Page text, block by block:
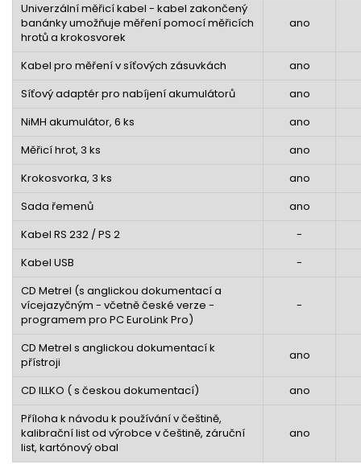
Univerzální měřicí kabel - kabel zakončený
banánky umožňuje měření pomocí měřicích
hrotů a krokosvorek
ano
Kabel pro měření v síťových zásuvkách
ano
Síťový adaptér pro nabíjení akumulátorů
ano
NiMH akumulátor, 6 ks
ano
Měřicí hrot, 3 ks
ano
Krokosvorka, 3 ks
ano
Sada řemenů
ano
Kabel RS 232 / PS 2
-
Kabel USB
-
CD Metrel (s anglickou dokumentací a
vícejazyčným - včetně české verze -
programem pro PC EuroLink Pro)
-
CD Metrel s anglickou dokumentací k
přístroji
ano
CD ILLKO ( s českou dokumentací)
ano
Příloha k návodu k používání v češtině,
kalibrační list od výrobce v češtině, záruční
list, kartónový obal
ano